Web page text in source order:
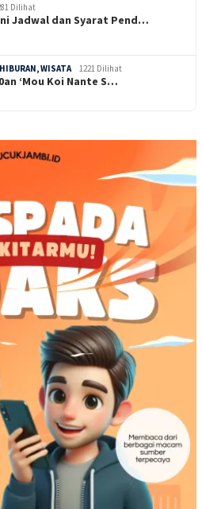
Dilihat
Jadwal dan Syarat Pend…
WISATA 1221 Dilihat
‘Mou Koi Nante S…